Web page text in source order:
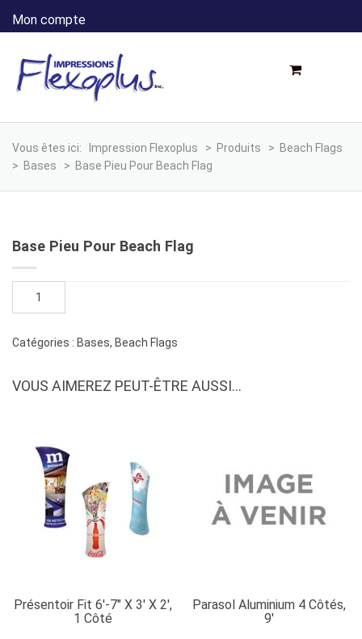
Mon compte
Vous êtes ici: Impression Flexoplus > Produits > Beach Flags
> Bases > Base Pieu Pour Beach Flag
Base Pieu Pour Beach Flag
pieu
beach
Catégories : Bases, Beach Flags
VOUS AIMEREZ PEUT-ÊTRE AUSSI…
Présentoir Fit 6′-7″ X 3′ X 2′,
1 Côté
Parasol Aluminium 4 Côtés,
9′